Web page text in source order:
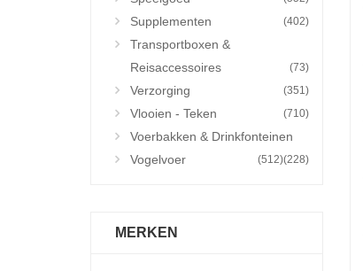
Supplementen (402)
Transportboxen &
Reisaccessoires
(73)
Verzorging (351)
Vlooien - Teken (710)
Voerbakken & Drinkfonteinen
(228)
Vogelvoer (512)
MERKEN